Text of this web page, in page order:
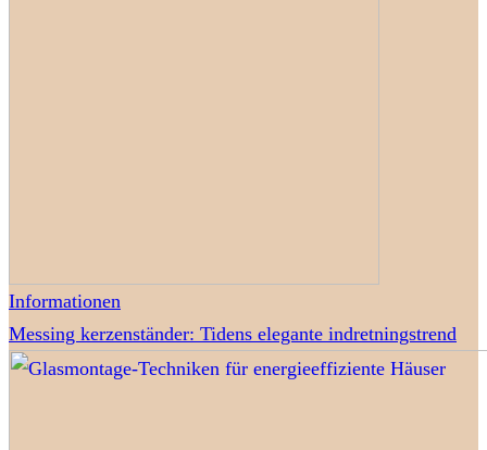
Informationen
Messing kerzenständer: Tidens elegante indretningstrend